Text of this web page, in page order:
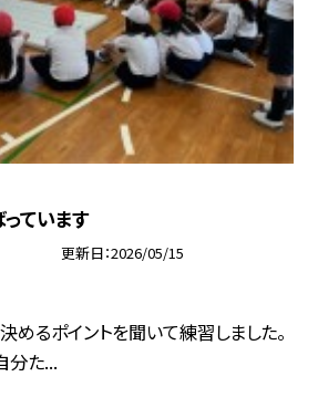
ています
更新日 2026/05/15
めるポイントを聞いて練習しました。
分た...